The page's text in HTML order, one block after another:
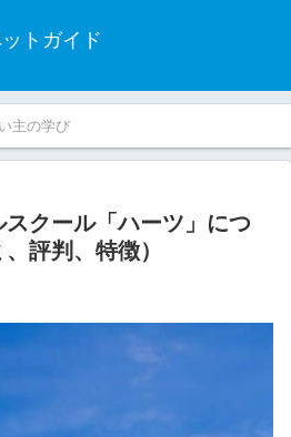
トガイド
主の学び
クール「ハーツ」につ
評判、特徴）